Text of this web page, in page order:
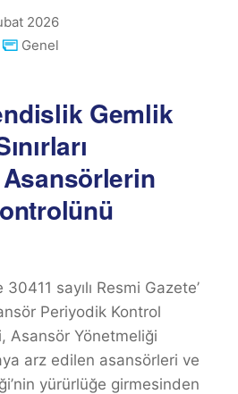
2026
Genel
Gemlik
sayılı Resmi Gazete’
Periyodik Kontrol
Asansör Yönetmeliği
arz edilen asansörleri ve
yürürlüğe girmesinden